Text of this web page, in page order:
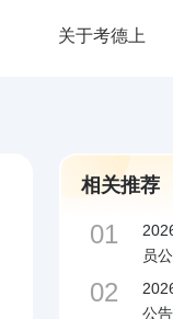
关于考德上
相关推荐
01
员
02
公告